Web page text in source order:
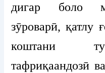
дигар боло
зӯроварӣ, қатлу
коштани
тафриқаандозӣ